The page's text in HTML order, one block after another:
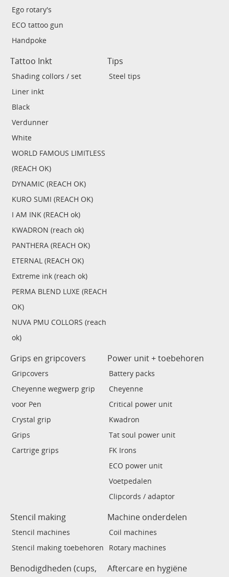
Ego rotary's
ECO tattoo gun
Handpoke
Tattoo Inkt
Shading collors / set
Liner inkt
Black
Verdunner
White
WORLD FAMOUS LIMITLESS
(REACH OK)
DYNAMIC (REACH OK)
KURO SUMI (REACH OK)
I AM INK (REACH ok)
KWADRON (reach ok)
PANTHERA (REACH OK)
ETERNAL (REACH OK)
Extreme ink (reach ok)
PERMA BLEND LUXE (REACH
OK)
NUVA PMU COLLORS (reach
ok)
Tips
Steel tips
Grips en gripcovers
Gripcovers
Cheyenne wegwerp grip
voor Pen
Crystal grip
Grips
Cartrige grips
Power unit + toebehoren
Battery packs
Cheyenne
Critical power unit
Kwadron
Tat soul power unit
FK Irons
ECO power unit
Voetpedalen
Clipcords / adaptor
Stencil making
Stencil machines
Stencil making toebehoren
Machine onderdelen
Coil machines
Rotary machines
Benodigdheden (cups,
Aftercare en hygiëne